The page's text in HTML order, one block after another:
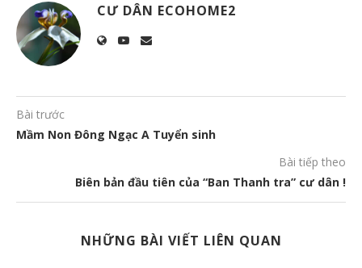
CƯ DÂN ECOHOME2
Bài trước
Mầm Non Đông Ngạc A Tuyển sinh
Bài tiếp theo
Biên bản đầu tiên của “Ban Thanh tra” cư dân !
NHỮNG BÀI VIẾT LIÊN QUAN